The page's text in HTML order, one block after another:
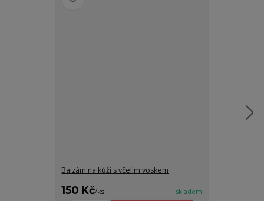
Balzám na kůži s včelím voskem
150 Kč/ks skladem